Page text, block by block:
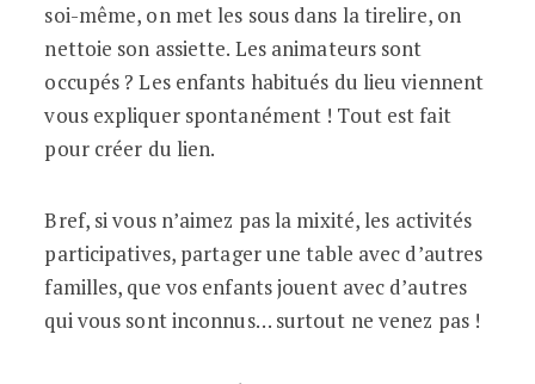
soi-même, on met les sous dans la tirelire, on
nettoie son assiette. Les animateurs sont
occupés ? Les enfants habitués du lieu viennent
vous expliquer spontanément ! Tout est fait
pour créer du lien.
Bref, si vous n’aimez pas la mixité, les activités
participatives, partager une table avec d’autres
familles, que vos enfants jouent avec d’autres
qui vous sont inconnus… surtout ne venez pas !